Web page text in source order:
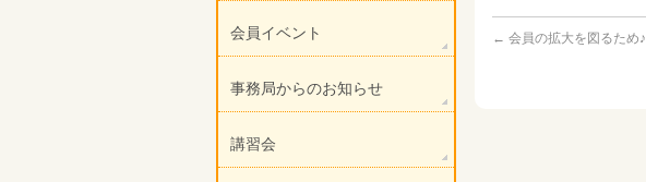
← 会員の拡大を図るため♪
会員イベント
事務局からのお知らせ
講習会